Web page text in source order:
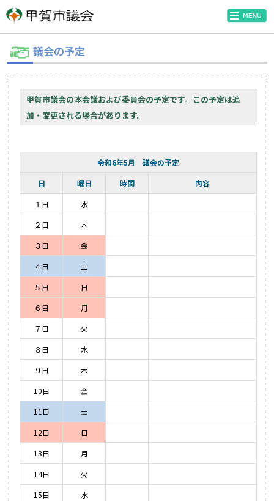
議会の予定
甲賀市議会の本会議および委員会の予定です。この予定は追
加・変更される場合があります。
令和6年5月 議会の予定
日
曜日 時間
内容
１日
水
２日
木
３日
金
４日
土
５日
日
６日
月
７日
火
８日
水
９日
木
10日
金
11日
土
12日
日
13日
月
14日
火
15日
水